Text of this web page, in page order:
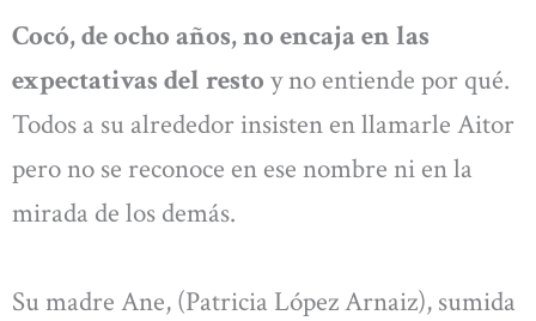
Cocó, de ocho años, no encaja en las
expectativas del resto y no entiende por qué.
Todos a su alrededor insisten en llamarle Aitor
pero no se reconoce en ese nombre ni en la
mirada de los demás.
Su madre Ane, (Patricia López Arnaiz), sumida